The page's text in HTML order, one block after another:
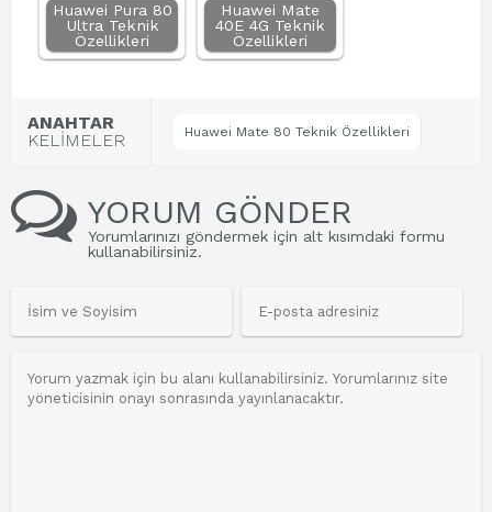
Huawei Pura 80
Ultra Teknik
Özellikleri
Huawei Mate
40E 4G Teknik
Özellikleri
ANAHTAR
KELİMELER
Huawei Mate 80 Teknik Özellikleri
YORUM GÖNDER
Yorumlarınızı göndermek için alt kısımdaki formu
kullanabilirsiniz.